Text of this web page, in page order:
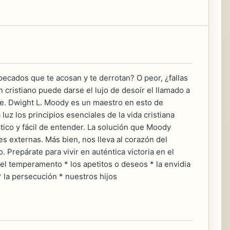
que te acosan y te derrotan? O peor, ¿fallas
puede darse el lujo de desoír el llamado a
Dwight L. Moody es un maestro en esto de
los principios esenciales de la vida cristiana
y fácil de entender. La solución que Moody
externas. Más bien, nos lleva al corazón del
Prepárate para vivir en auténtica victoria en el
temperamento * los apetitos o deseos * la envidia
persecución * nuestros hijos